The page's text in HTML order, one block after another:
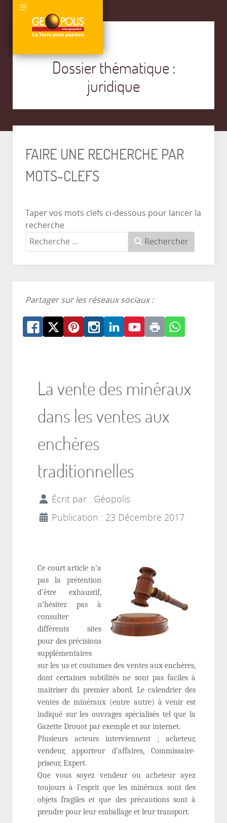
Dossier thématique :
juridique
FAIRE UNE RECHERCHE PAR
MOTS-CLEFS
Taper vos mots clefs ci-dessous pour lancer la
recherche
Rechercher
Partager sur les réseaux sociaux :
La vente des minéraux
dans les ventes aux
enchères
traditionnelles
Écrit par : Géopolis
Publication : 23 Décembre 2017
Ce court article n’a
pas la prétention
d’être exhaustif,
n’hésitez pas à
consulter
différents sites
pour des précisions
supplémentaires
sur les us et coutumes des ventes aux enchères,
dont certaines subtilités ne sont pas faciles à
maitriser du premier abord. Le calendrier des
ventes de minéraux (entre autre) à venir est
indiqué sur les ouvrages spécialisés tel que la
Gazette Drouot par exemple et sur internet.
Plusieurs acteurs interviennent ; acheteur,
vendeur, apporteur d’affaires, Commissaire-
priseur, Expert.
Que vous soyez vendeur ou acheteur ayez
toujours à l’esprit que les minéraux sont des
objets fragiles et que des précautions sont à
prendre pour leur emballage et leur transport.